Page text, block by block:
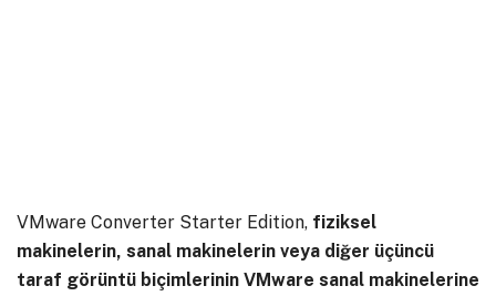
VMware Converter Starter Edition, fiziksel
makinelerin, sanal makinelerin veya diğer üçüncü
taraf görüntü biçimlerinin VMware sanal makinelerine